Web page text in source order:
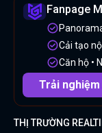
Fanpage
Cải tạo
Căn hộ •
Trải
THỊ TRƯỜNG